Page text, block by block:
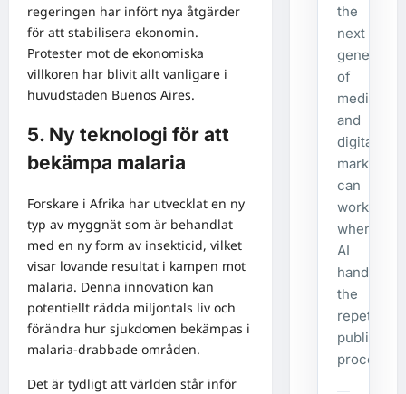
regeringen har infört nya åtgärder
för att stabilisera ekonomin.
Protester mot de ekonomiska
villkoren har blivit allt vanligare i
huvudstaden Buenos Aires.
5. Ny teknologi för att
bekämpa malaria
Forskare i Afrika har utvecklat en ny
typ av myggnät som är behandlat
med en ny form av insekticid, vilket
visar lovande resultat i kampen mot
malaria. Denna innovation kan
potentiellt rädda miljontals liv och
förändra hur sjukdomen bekämpas i
malaria-drabbade områden.
Det är tydligt att världen står inför
the
next
generation
of
media
and
digital
marketing
can
work
when
AI
handles
the
repetitive
publishing
process.